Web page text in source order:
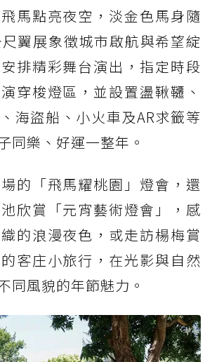
馬點亮夜空，淡金色馬身隨
翼展象徵城市啟航與希望綻
排精彩舞台演出，指定時段
穿梭燈區，並設置盪鞦韆、
海盜船、小火車及AR求籤等
同樂、好運一整年。
的「飛馬耀桃園」燈會，還
欣賞「元宵藝術燈會」，感
的浪漫夜色，或走訪楊梅賞
客庄小旅行，在光影與自然
同風貌的年節魅力。